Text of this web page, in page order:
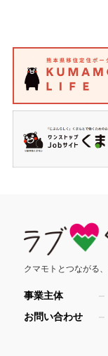
クマモトとつながる、
事業主体
お問い合わせ